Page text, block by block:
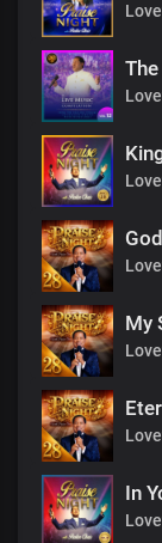
My
In